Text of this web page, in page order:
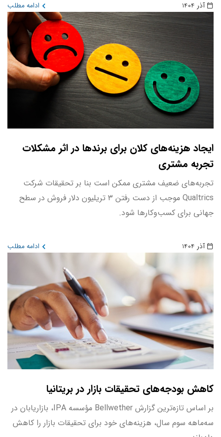
آذر 1404 ادامه مطلب
ایجاد هزینه‌های کلان برای برندها در اثر مشکلات
تجربه مشتری
تجربه‌های ضعیف مشتری ممکن است بنا بر تحقیقات شرکت
Qualtrics موجب از دست رفتن ۳ تریلیون دلار فروش در سطح
جهانی برای کسب‌وکارها شود.
آذر 1404 ادامه مطلب
کاهش بودجه‌های تحقیقات بازار در بریتانیا
بر اساس تازه‌ترین گزارش Bellwether مؤسسه IPA، بازاریابان در
سه‌ماهه سوم سال، هزینه‌های خود برای تحقیقات بازار را کاهش